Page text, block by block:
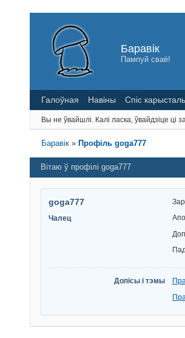
Баравік
Пампуй сваё!
Галоўная Навіны Спіс
Вы не ўвайшлі. Калі ласка, ўвайдзіце ці
Баравік » Профіль goga777
Вітаю ў профілі goga777
goga777
Чалец
Допісы і тэмы